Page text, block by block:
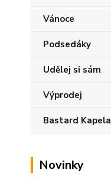
Vánoce
Podsedáky
Udělej si sám
Výprodej
Bastard Kapela
Novinky